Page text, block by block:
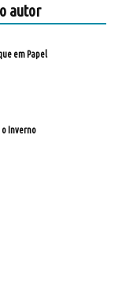
autor
em Papel
o Inverno